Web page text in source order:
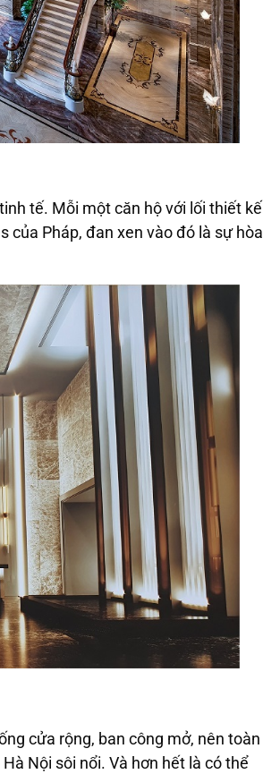
tế. Mỗi một căn hộ với lối thiết kế
của Pháp, đan xen vào đó là sự hòa
cửa rộng, ban công mở, nên toàn
Nội sôi nổi. Và hơn hết là có thể